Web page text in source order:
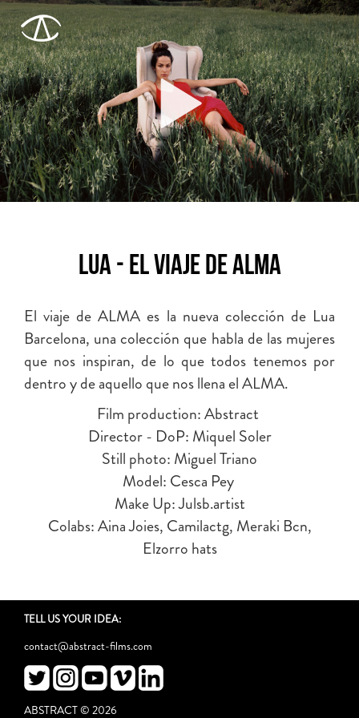
LUA - El viaje de Alma
El viaje de ALMA es la nueva colección de Lua
Barcelona, una colección que habla de las mujeres
que nos inspiran, de lo que todos tenemos por
dentro y de aquello que nos llena el ALMA.
Film production: Abstract
Director - DoP: Miquel Soler
Still photo: Miguel Triano
Model: Cesca Pey
Make Up: Julsb.artist
Colabs: Aina Joies, Camilactg, Meraki Bcn,
Elzorro hats
TELL US YOUR IDEA:
contact@abstract-films.com
ABSTRACT © 2026